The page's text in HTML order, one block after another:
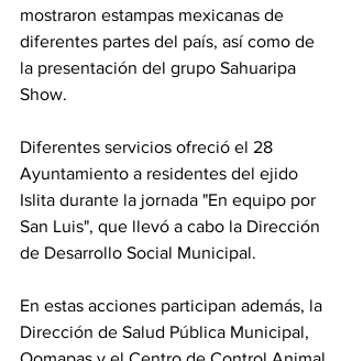
mostraron estampas mexicanas de
diferentes partes del país, así como de
la presentación del grupo Sahuaripa
Show.
Diferentes servicios ofreció el 28
Ayuntamiento a residentes del ejido
Islita durante la jornada "En equipo por
San Luis", que llevó a cabo la Dirección
de Desarrollo Social Municipal.
En estas acciones participan además, la
Dirección de Salud Pública Municipal,